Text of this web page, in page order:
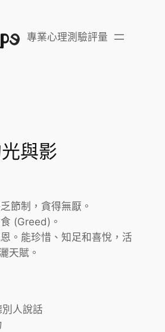
專業心理測驗評量
與影
節制，貪得無厭。
(Greed)。
。能珍惜、知足和喜悅，活
天賦。
人說話